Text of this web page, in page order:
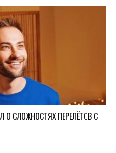
О СЛОЖНОСТЯХ ПЕРЕЛЁТОВ С